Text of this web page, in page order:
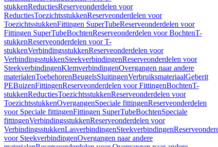
stukkenReductiesReserveonderdelen voor
ReductiesToezichtsstukkenReserveonderdelen voor
ToezichtsstukkenFittingen SuperTubeReserveonderdelen voor
Fittingen SuperTubeBochtenReserveonderdelen voor BochtenT-
stukkenReserveonderdelen voor T-
stukkenVerbindingsstukkenReserveonderdelen voor
VerbindingsstukkenSteekverbindingenReserveonderdelen voor
SteekverbindingenKlemverbindingenOvergangen naar andere
materialenToebehorenBeugelsSluitingenVerbruiksmateriaalGeberit
PEBuizenFittingenReserveonderdelen voor FittingenBochtenT-
stukkenReductiesToezichtsstukkenReserveonderdelen voor
ToezichtsstukkenOvergangenSpeciale fittingenReserveonderdelen
voor Speciale fittingenFittingen SuperTubeBochtenSpeciale
fittingenVerbindingsstukkenReserveonderdelen voor
VerbindingsstukkenLasverbindingenSteekverbindingen
voor SteekverbindingenOvergangen naar andere